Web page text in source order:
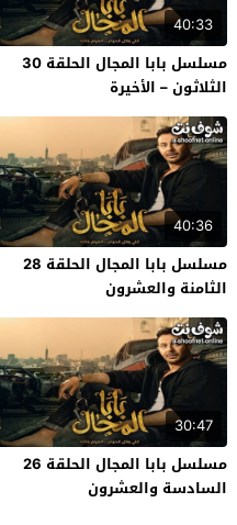
40:33
مسلسل بابا المجال الحلقة 30
الثلاثون – الأخيرة
40:36
مسلسل بابا المجال الحلقة 28
الثامنة والعشرون
30:47
مسلسل بابا المجال الحلقة 26
السادسة والعشرون